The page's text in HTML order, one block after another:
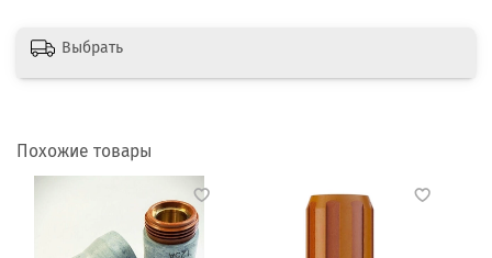
Выбрать
Похожие товары